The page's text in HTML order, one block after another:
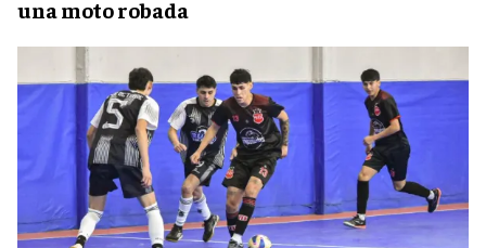
una moto robada